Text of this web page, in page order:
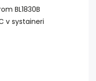
BL1830B
v systaineri